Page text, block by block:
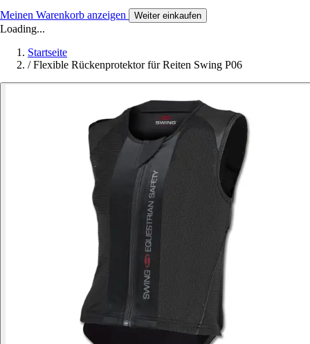
Meinen Warenkorb anzeigen Weiter einkaufen
Loading...
Startseite
/ Flexible Rückenprotektor für Reiten Swing P06